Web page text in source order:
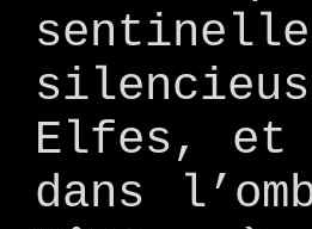
Elfes, et
dans